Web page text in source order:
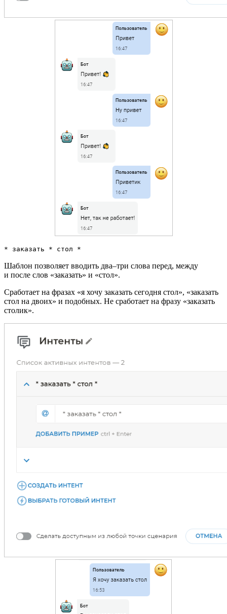
* заказать * стол *
Шаблон позволяет вводить два–три слова перед, между
и после слов «заказать» и «стол».
Сработает на фразах «я хочу заказать сегодня стол», «заказать
стол на двоих» и подобных. Не сработает на фразу «заказать
столик».